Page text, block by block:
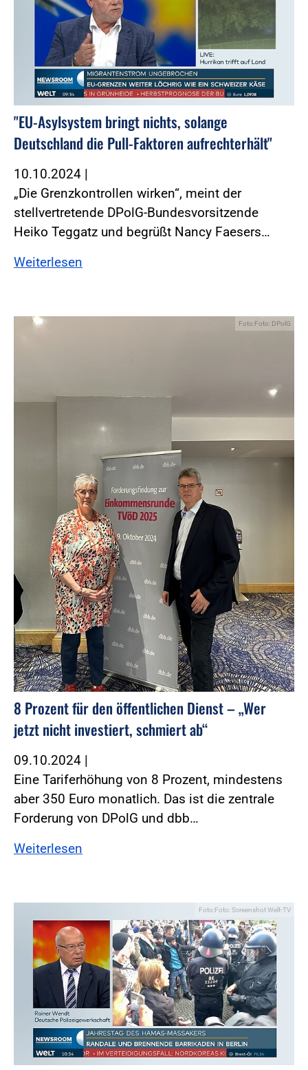
"EU-Asylsystem bringt nichts, solange
Deutschland die Pull-Faktoren aufrechterhält"
10.10.2024 |
„Die Grenzkontrollen wirken“, meint der
stellvertretende DPolG-Bundesvorsitzende
Heiko Teggatz und begrüßt Nancy Faesers…
Weiterlesen
Foto:Foto: DPolG
8 Prozent für den öffentlichen Dienst – „Wer
jetzt nicht investiert, schmiert ab“
09.10.2024 |
Eine Tariferhöhung von 8 Prozent, mindestens
aber 350 Euro monatlich. Das ist die zentrale
Forderung von DPolG und dbb…
Weiterlesen
Foto:Foto: Screenshot Welt-TV